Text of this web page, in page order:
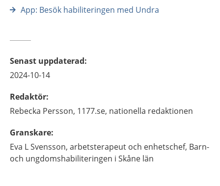
App: Besök habiliteringen​ med Undra
Senast uppdaterad:
2024-10-14
Redaktör:
Rebecka Persson, 1177.se, nationella redaktionen
Granskare:
Eva L Svensson, arbetsterapeut och enhetschef, Barn-
och ungdomshabiliteringen i Skåne län